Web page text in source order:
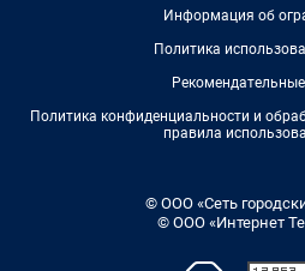
Информация об
Политика
Политика конфиденциальности и
правила
© ООО «Сеть
© ООО «Интернет